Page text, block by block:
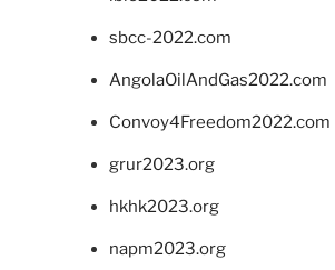
sbcc-2022.com
AngolaOilAndGas2022.com
Convoy4Freedom2022.com
grur2023.org
hkhk2023.org
napm2023.org